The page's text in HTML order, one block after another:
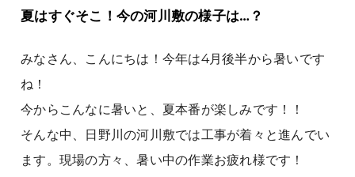
夏はすぐそこ！今の河川敷の様子は…？
みなさん、こんにちは！今年は4月後半から暑いです
ね！
今からこんなに暑いと、夏本番が楽しみです！！
そんな中、日野川の河川敷では工事が着々と進んでい
ます。現場の方々、暑い中の作業お疲れ様です！